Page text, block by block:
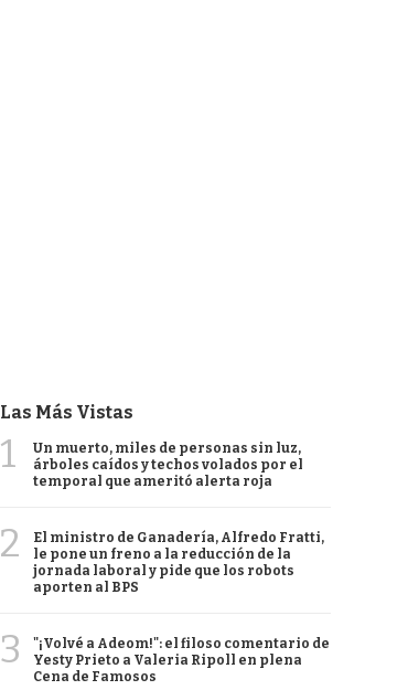
Las Más Vistas
1
Un muerto, miles de personas sin luz,
árboles caídos y techos volados por el
temporal que ameritó alerta roja
2
El ministro de Ganadería, Alfredo Fratti,
le pone un freno a la reducción de la
jornada laboral y pide que los robots
aporten al BPS
3
"¡Volvé a Adeom!": el filoso comentario de
Yesty Prieto a Valeria Ripoll en plena
Cena de Famosos